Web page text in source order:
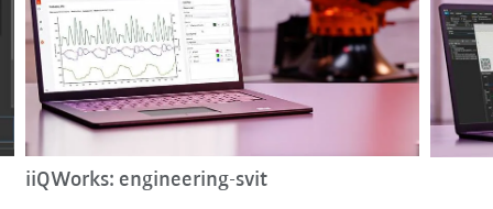
iiQWorks: engineering-svit